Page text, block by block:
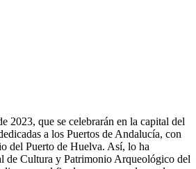
2023, que se celebrarán en la capital del
a los Puertos de Andalucía, con
del Puerto de Huelva. Así, lo ha
de Cultura y Patrimonio Arqueológico del